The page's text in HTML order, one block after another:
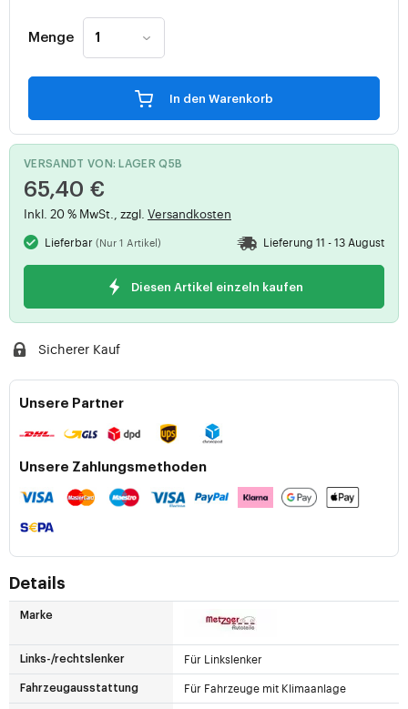
Menge
In den Warenkorb
VERSANDT VON: LAGER Q5B
65,40 €
Inkl. 20 % MwSt., zzgl. Versandkosten
Lieferbar(Nur 1 Artikel) Lieferung 11 - 13 August
Diesen Artikel einzeln kaufen
Sicherer Kauf
Unsere Partner
Unsere Zahlungsmethoden
Details
Marke
Links-/rechtslenker Für Linkslenker
Fahrzeugausstattung Für Fahrzeuge mit Klimaanlage